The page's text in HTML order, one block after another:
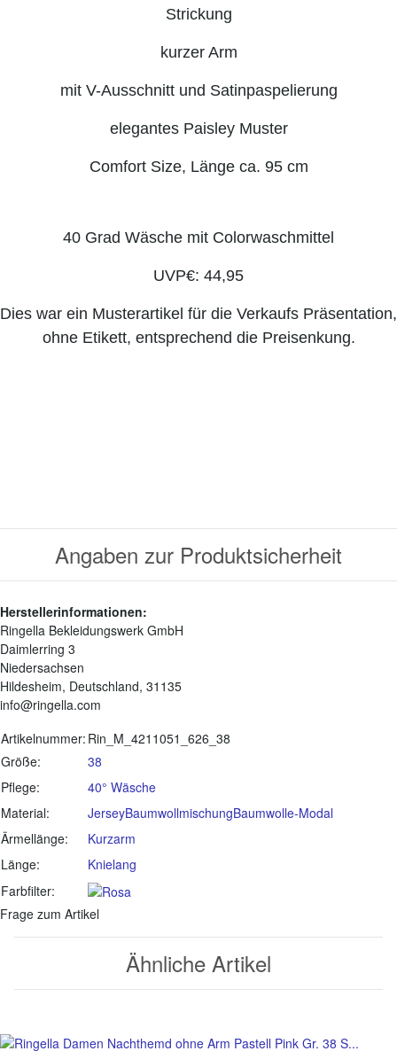
Strickung
kurzer Arm
mit V-Ausschnitt und Satinpaspelierung
elegantes Paisley Muster
Comfort Size, Länge ca. 95 cm
40 Grad Wäsche mit Colorwaschmittel
UVP€: 44,95
Dies war ein Musterartikel für die Verkaufs Präsentation,
ohne Etikett, entsprechend die Preisenkung.
Angaben zur Produktsicherheit
Herstellerinformationen:
Ringella Bekleidungswerk GmbH
Daimlerring 3
Niedersachsen
Hildesheim, Deutschland, 31135
info@ringella.com
Produkteigenschaft
Wert
Artikelnummer: Rin_M_4211051_626_38
Größe:
38
Pflege:
40° Wäsche
Material:
JerseyBaumwollmischungBaumwolle-Modal
Ärmellänge:
Kurzarm
Länge:
Knielang
Farbfilter:
Frage zum Artikel
Ähnliche Artikel